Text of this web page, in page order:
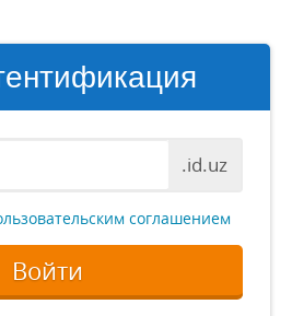
.id.uz
соглашением
Войти